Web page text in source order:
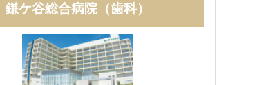
鎌ケ谷総合病院（歯科）